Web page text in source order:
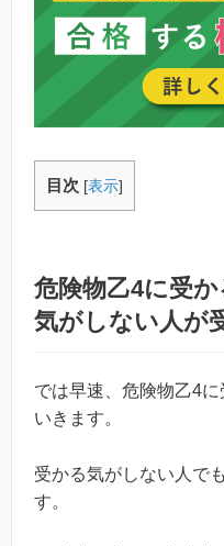
目次 [表示]
危険物乙4に受
気がしない人が
では早速、危険物乙4
いきます。
受かる気がしない人で
す。